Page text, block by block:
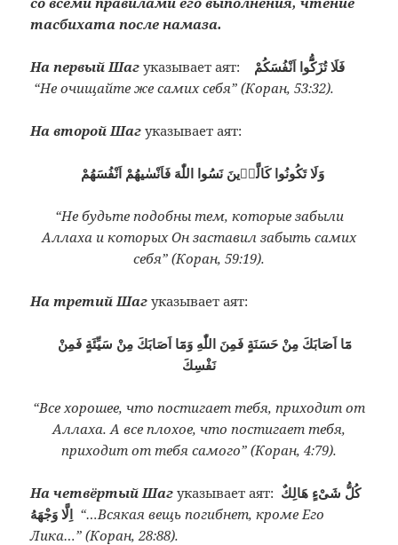
тасбихата после намаза.
На первый Шаг указывает аят:
“Не очищайте же самих себя” (Коран, 53:32).
На второй Шаг указывает аят:
وَلَا تَكُونُوا كَالَّذٖينَ نَسُوا اللّٰهَ فَاَنْسٰيهُمْ اَنْفُسَهُمْ
“Не будьте подобны тем, которые забыли
Аллаха и которых Он заставил забыть самих
себя” (Коран, 59:19).
На третий Шаг указывает аят:
مَٓا اَصَابَكَ مِنْ حَسَنَةٍ فَمِنَ اللّٰهِ وَمَٓا اَصَابَكَ مِنْ سَيِّئَةٍ فَمِنْ
نَفْسِكَ
“Все хорошее, что постигает тебя, приходит от
Аллаха. А все плохое, что постигает тебя,
приходит от тебя самого” (Коран, 4:79).
На четвёртый Шаг указывает аят: كُلُّ شَىْءٍ هَالِكٌ
“…Всякая вещь погибнет, кроме Его
Лика…” (Коран, 28:88).